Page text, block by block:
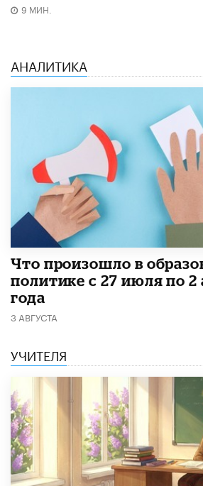
9 МИН.
АНАЛИТИКА
​Что произошло в
политике с 27 июля по 2
года
3 АВГУСТА
УЧИТЕЛЯ